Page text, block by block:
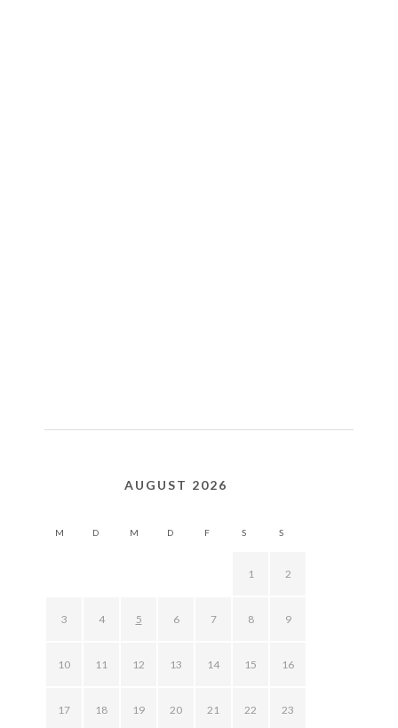
AUGUST 2026
M D M D F S S
1 2
3 4 5 6 7 8 9
10 11 12 13 14 15 16
17 18 19 20 21 22 23